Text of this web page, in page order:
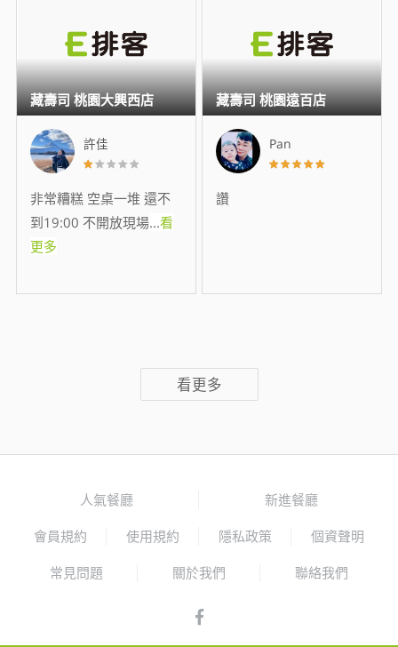
許佳
非常糟糕 空桌一堆 還不
到19:00 不開放現場...看
更多
藏壽司 桃園大興西店
Pan
讚
藏壽司 桃園遠百店
看更多
人氣餐廳 新進餐廳
會員規約 使用規約 隱私政策 個資聲明
常見問題 關於我們 聯絡我們